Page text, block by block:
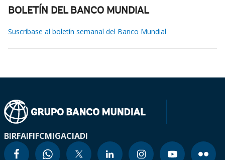
BOLETÍN DEL BANCO MUNDIAL
Suscríbase al boletín semanal del Banco Mundial
BIRFAIFIFCMIGACIADI